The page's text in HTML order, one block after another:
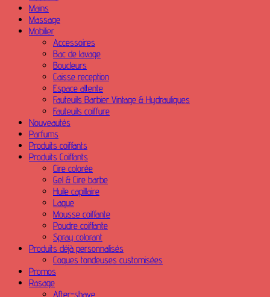
Mains
Massage
Mobilier
Accessoires
Bac de lavage
Boucleurs
Caisse reception
Espace attente
Fauteuils Barbier Vintage & Hydrauliques
Fauteuils coiffure
Nouveautés
Parfums
Produits coiffants
Produits Coiffants
Cire colorée
Gel & Cire barbe
Huile capillaire
Laque
Mousse coiffante
Poudre coiffante
Spray colorant
Produits déjà personnalisés
Coques tondeuses customisées
Promos
Rasage
After-shave